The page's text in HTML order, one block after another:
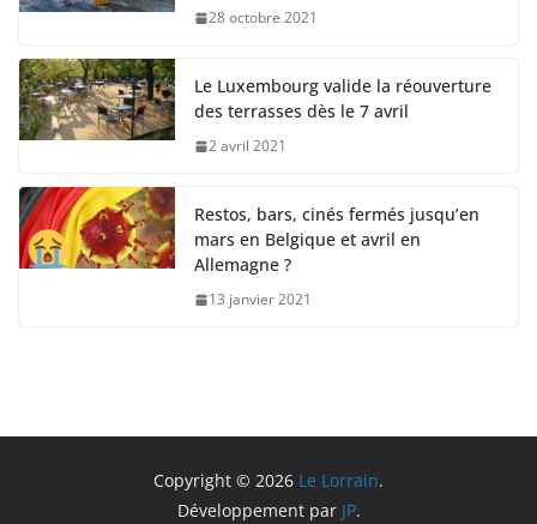
28 octobre 2021
Le Luxembourg valide la réouverture
des terrasses dès le 7 avril
2 avril 2021
Restos, bars, cinés fermés jusqu’en
mars en Belgique et avril en
Allemagne ?
13 janvier 2021
Copyright © 2026 Le Lorrain.
Développement par JP.